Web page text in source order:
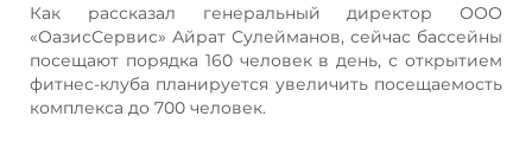
Как рассказал генеральный директор ООО
«ОазисСервис» Айрат Сулейманов, сейчас бассейны
посещают порядка 160 человек в день, с открытием
фитнес-клуба планируется увеличить посещаемость
комплекса до 700 человек.